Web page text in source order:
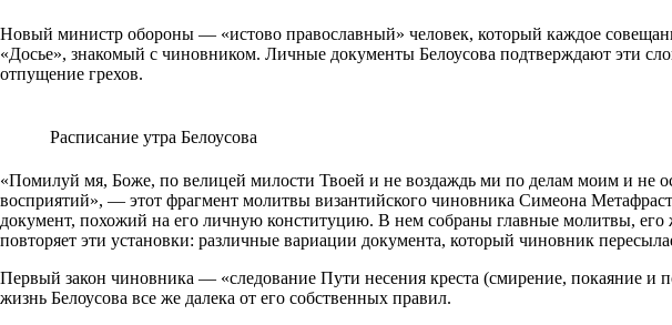
Новый министр обороны — «истово православный» человек, который каждое
«Досье», знакомый с чиновником. Личные документы Белоусова подтверждают эти
отпущение грехов.
Расписание утра Белоусова
«Помилуй мя, Боже, по велицей милости Твоей и не воздаждь ми по делам моим и не
восприятий», — этот фрагмент молитвы византийского чиновника Симеона
документ, похожий на его личную конституцию. В нем собраны главные молитвы, его
повторяет эти установки: различные вариации документа, который чиновник
Первый закон чиновника — «следование Пути несения креста (смирение, покаяние
жизнь Белоусова все же далека от его собственных правил.